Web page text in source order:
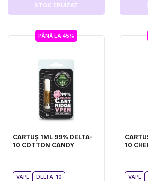
STOC EPUIZAT
PÂNĂ LA 45%
CARTUȘ 1ML 99% DELTA-
10 COTTON CANDY
VAPE DELTA-10
10
VAPE